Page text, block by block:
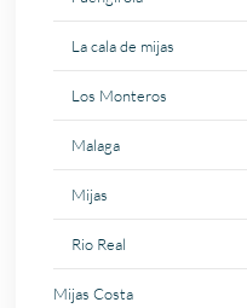
La cala de mijas
Los Monteros
Malaga
Mijas
Rio Real
Mijas Costa